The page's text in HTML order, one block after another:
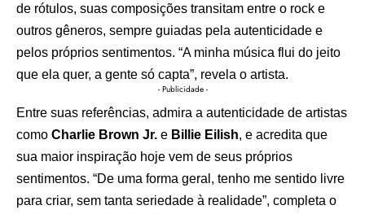
de rótulos, suas composições transitam entre o rock e
outros gêneros, sempre guiadas pela autenticidade e
pelos próprios sentimentos. “A minha música flui do jeito
que ela quer, a gente só capta”, revela o artista.
- Publicidade -
Entre suas referências, admira a autenticidade de artistas
como Charlie Brown Jr. e Billie Eilish, e acredita que
sua maior inspiração hoje vem de seus próprios
sentimentos. “De uma forma geral, tenho me sentido livre
para criar, sem tanta seriedade à realidade”, completa o